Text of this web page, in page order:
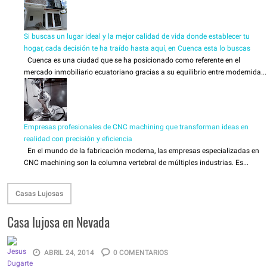
Si buscas un lugar ideal y la mejor calidad de vida donde establecer tu
hogar, cada decisión te ha traído hasta aquí, en Cuenca esta lo buscas
Cuenca es una ciudad que se ha posicionado como referente en el
mercado inmobiliario ecuatoriano gracias a su equilibrio entre modernida...
Empresas profesionales de CNC machining que transforman ideas en
realidad con precisión y eficiencia
En el mundo de la fabricación moderna, las empresas especializadas en
CNC machining son la columna vertebral de múltiples industrias. Es...
Casas Lujosas
Casa lujosa en Nevada
ABRIL 24, 2014 0 COMENTARIOS